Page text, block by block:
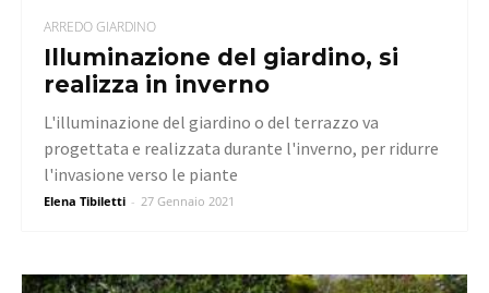
ARREDO GIARDINO
Illuminazione del giardino, si
realizza in inverno
Elena Tibiletti - 27 Gennaio 2021
L'illuminazione del giardino o del terrazzo va
progettata e realizzata durante l'inverno, per ridurre
l'invasione verso le piante